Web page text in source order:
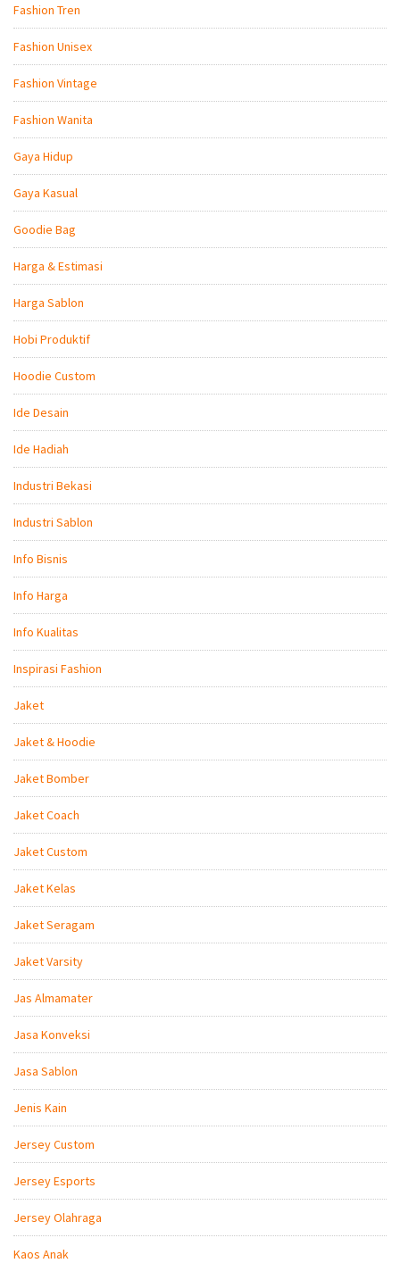
Fashion Tren
Fashion Unisex
Fashion Vintage
Fashion Wanita
Gaya Hidup
Gaya Kasual
Goodie Bag
Harga & Estimasi
Harga Sablon
Hobi Produktif
Hoodie Custom
Ide Desain
Ide Hadiah
Industri Bekasi
Industri Sablon
Info Bisnis
Info Harga
Info Kualitas
Inspirasi Fashion
Jaket
Jaket & Hoodie
Jaket Bomber
Jaket Coach
Jaket Custom
Jaket Kelas
Jaket Seragam
Jaket Varsity
Jas Almamater
Jasa Konveksi
Jasa Sablon
Jenis Kain
Jersey Custom
Jersey Esports
Jersey Olahraga
Kaos Anak